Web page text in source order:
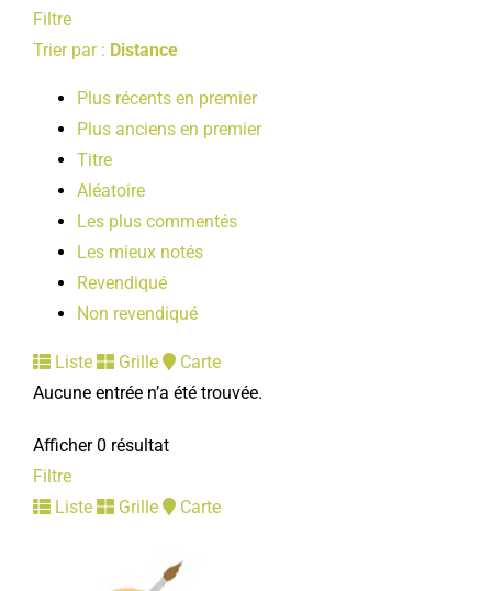
Filtre
Trier par : Distance
Plus récents en premier
Plus anciens en premier
Titre
Aléatoire
Les plus commentés
Les mieux notés
Revendiqué
Non revendiqué
Liste Grille
Carte
Aucune entrée n’a été trouvée.
Afficher 0 résultat
Filtre
Liste
Grille Carte